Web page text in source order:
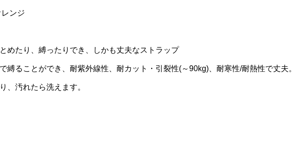
ンジ
めたり、縛ったりでき、しかも丈夫なストラップ
縛ることができ、耐紫外線性、耐カット・引裂性(～90kg)、耐寒性/耐熱性で丈夫。
、汚れたら洗えます。